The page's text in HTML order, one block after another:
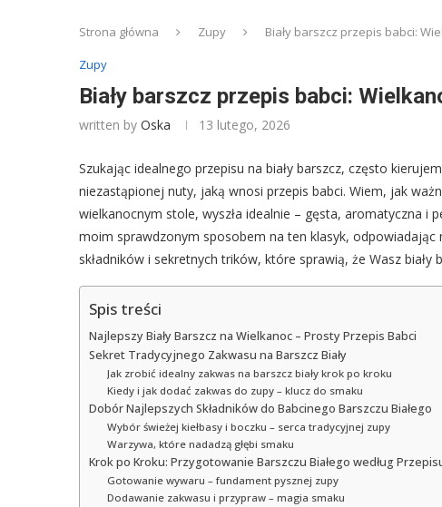
Strona główna Zupy
Biały barszcz przepis babci:
Zupy
Biały barszcz przepis babci:
written by Oska 13 lutego, 2026
Szukając idealnego przepisu na biały barszcz, często
niezastąpionej nuty, jaką wnosi przepis babci. Wiem, jak
wielkanocnym stole, wyszła idealnie – gęsta, aromatyczna i
moim sprawdzonym sposobem na ten klasyk,
składników i sekretnych trików, które sprawią, że Wasz biały
Spis treści
Najlepszy Biały Barszcz na Wielkanoc – Prosty Przepis Babci
Sekret Tradycyjnego Zakwasu na Barszcz Biały
Jak zrobić idealny zakwas na barszcz biały krok po kroku
Kiedy i jak dodać zakwas do zupy – klucz do smaku
Dobór Najlepszych Składników do Babcinego Barszczu Białego
Wybór świeżej kiełbasy i boczku – serca tradycyjnej zupy
Warzywa, które nadadzą głębi smaku
Krok po Kroku: Przygotowanie Barszczu Białego według
Gotowanie wywaru – fundament pysznej zupy
Dodawanie zakwasu i przypraw – magia smaku